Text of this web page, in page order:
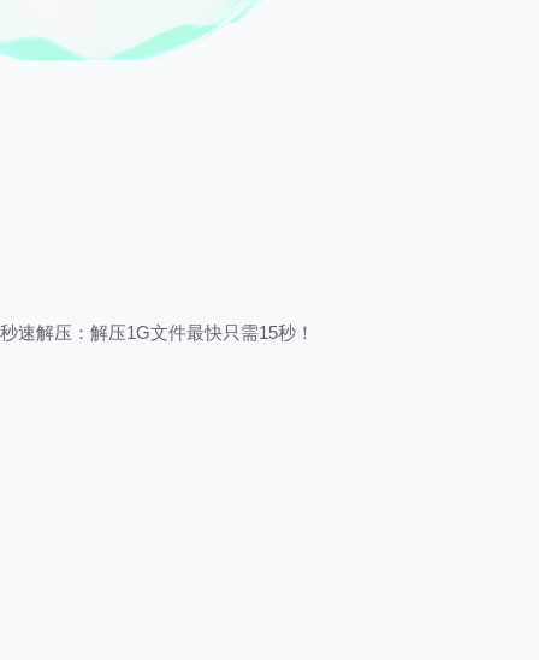
秒速解压：解压1G文件最快只需15秒！